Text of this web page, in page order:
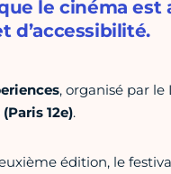
le cinéma est
d’accessibilité.
, organisé par le
12e).
édition, le